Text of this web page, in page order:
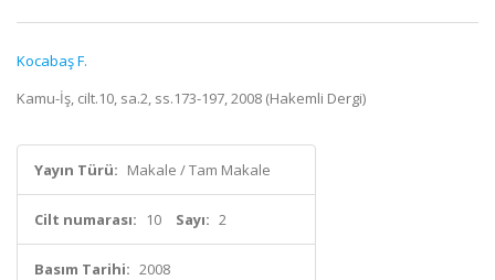
Kocabaş F.
Kamu-İş, cilt.10, sa.2, ss.173-197, 2008 (Hakemli Dergi)
Yayın Türü: Makale / Tam Makale
Cilt numarası: 10 Sayı: 2
Basım Tarihi: 2008